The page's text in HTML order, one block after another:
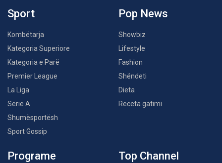
Sport
Kombëtarja
Kategoria Superiore
Kategoria e Parë
Premier League
La Liga
Serie A
Shumësportësh
Sport Gossip
Pop News
Showbiz
Lifestyle
Fashion
Shëndeti
Dieta
Receta gatimi
Programe Top Channel